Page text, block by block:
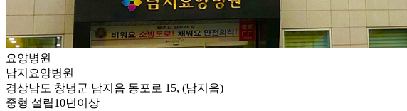
요양병원
남지요양병원
경상남도 창녕군 남지읍 동포로 15, (남지읍)
중형 설립10년이상